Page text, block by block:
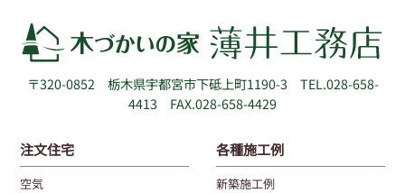
〒320-0852 栃木県宇都宮市下砥上町1190-3
TEL.028-658-
4413 FAX.028-658-4429
注文住宅
空気
各種施工例
新築施工例